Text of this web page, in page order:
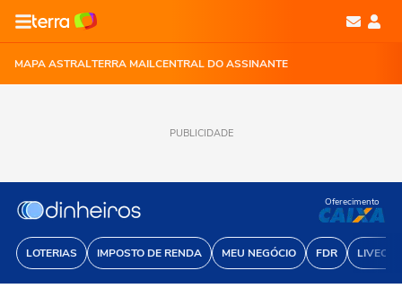
MAPA ASTRALTERRA MAILCENTRAL DO ASSINANTE
PUBLICIDADE
LOTERIAS IMPOSTO DE RENDA MEU NEGÓCIO FDR
Oferecimento